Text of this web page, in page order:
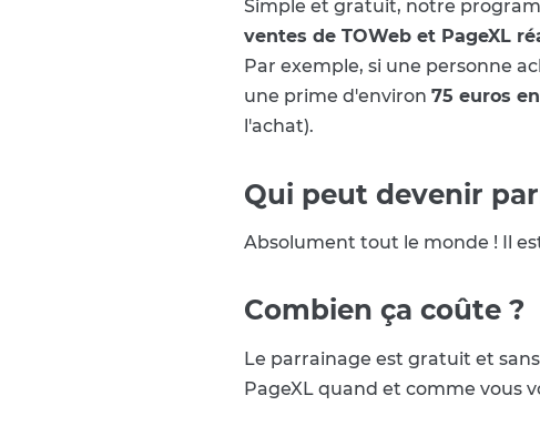
Simple et gratuit, notre
ventes de TOWeb et PageXL
Par exemple, si une personne
une prime d'environ 75 euros
l'achat).
Qui peut devenir
Absolument tout le monde ! Il
Combien ça coûte ?
Le parrainage est gratuit et
PageXL quand et comme vous